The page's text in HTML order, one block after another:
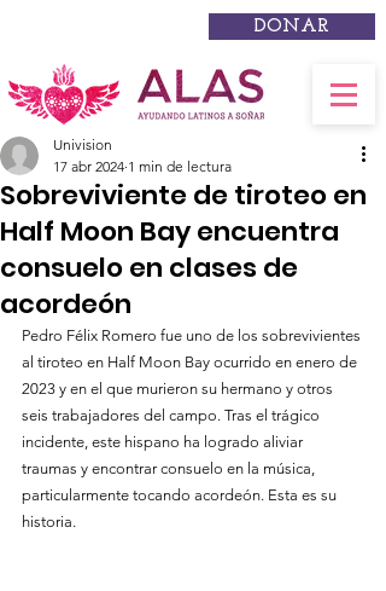
DONAR
Sobreviviente de tiroteo en
Half Moon Bay encuentra
consuelo en clases de
acordeón
Univision
17 abr 2024 1 min de lectura
Pedro Félix Romero fue uno de los sobrevivientes
al tiroteo en Half Moon Bay ocurrido en enero de
2023 y en el que murieron su hermano y otros
seis trabajadores del campo. Tras el trágico
incidente, este hispano ha logrado aliviar
traumas y encontrar consuelo en la música,
particularmente tocando acordeón. Esta es su
historia.